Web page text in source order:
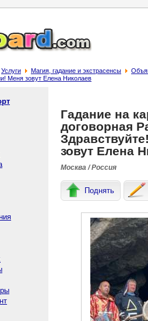
Услуги Магия, гадание и экстрасенсы
Мeня зовут Еленa Никoлаeв
Гадание на
договорная
зовут Еленa
Москва / Россия
Поднять